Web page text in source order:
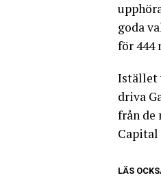
goda
för 444
Istället
driva
från de
Capital
LÄS